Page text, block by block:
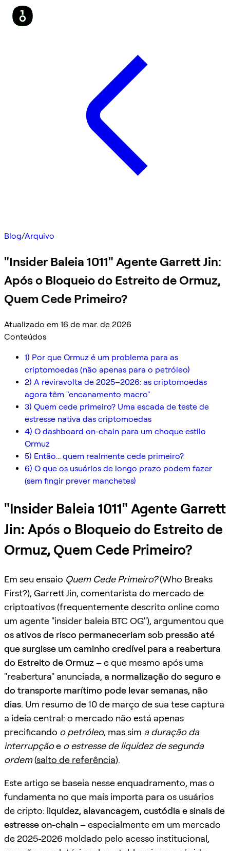
Blog/Arquivo
"Insider Baleia 1011" Agente Garrett Jin:
Após o Bloqueio do Estreito de Ormuz,
Quem Cede Primeiro?
Atualizado em 16 de mar. de 2026
Conteúdos
1) Por que Ormuz é um problema para as
criptomoedas (não apenas para o petróleo)
2) A reviravolta de 2025–2026: as criptomoedas
agora têm "encanamento macro"
3) Quem cede primeiro? Uma escada de teste de
estresse nativa das criptomoedas
4) O dashboard on-chain para um choque estilo
Ormuz
5) Então... quem realmente cede primeiro?
6) O que os usuários de longo prazo podem fazer
(sem fingir prever manchetes)
"Insider Baleia 1011" Agente Garrett
Jin: Após o Bloqueio do Estreito de
Ormuz, Quem Cede Primeiro?
Em seu ensaio Quem Cede Primeiro?(Who Breaks
First?), Garrett Jin, comentarista do mercado de
criptoativos (frequentemente descrito online como
um agente "insider baleia BTC OG"), argumentou que
os ativos de risco permaneceriam sob pressão até
que surgisse um caminho credível para a reabertura
do Estreito de Ormuz– e que mesmo após uma
"reabertura" anunciada, a normalização do seguro e
do transporte marítimo pode levar semanas, não
dias. Um resumo de 10 de março de sua tese captura
a ideia central: o mercado não está apenas
precificando o petróleo, mas sim a duração da
interrupçãoe o estresse de liquidez de segunda
ordem(salto de referência).
Este artigo se baseia nesse enquadramento, mas o
fundamenta no que mais importa para os usuários
de cripto: liquidez, alavancagem, custódia e sinais de
estresse on-chain– especialmente em um mercado
de 2025-2026 moldado pelo acesso institucional,